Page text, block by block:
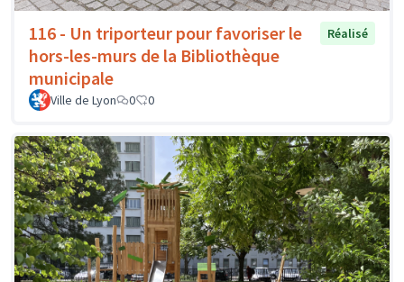
116 - Un triporteur pour favoriser le
hors-les-murs de la Bibliothèque
municipale
Réalisé
Ville de Lyon 0 0